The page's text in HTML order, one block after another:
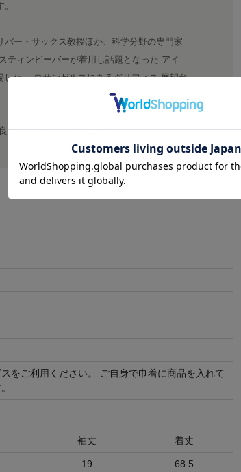
ー・サックス教授ほか、科学分野の専門家
ティンビーバーが着用し話題となった アイ
た、 ロサンゼルスにあるグリフィス 展望台
き雰囲気が残る数少ないブランドです。
をご利用ください。 ご自身で巾着に商品を入れて
袖丈 着丈
19 68.5